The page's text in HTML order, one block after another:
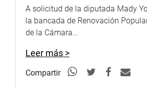
A solicitud de la diputada Mady
la bancada de Renovación
de la Cámara...
Leer más >
Compartir